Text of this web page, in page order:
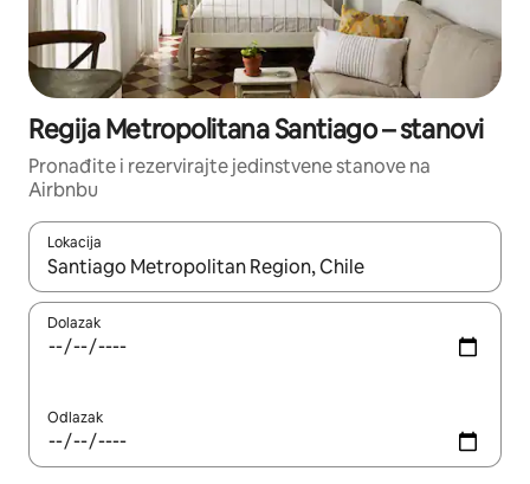
Regija Metropolitana Santiago – stanovi
Pronađite i rezervirajte jedinstvene stanove na
Airbnbu
Lokacija
Kada budu dostupni rezultati, moći ćete ih pregledati
Dolazak
Odlazak